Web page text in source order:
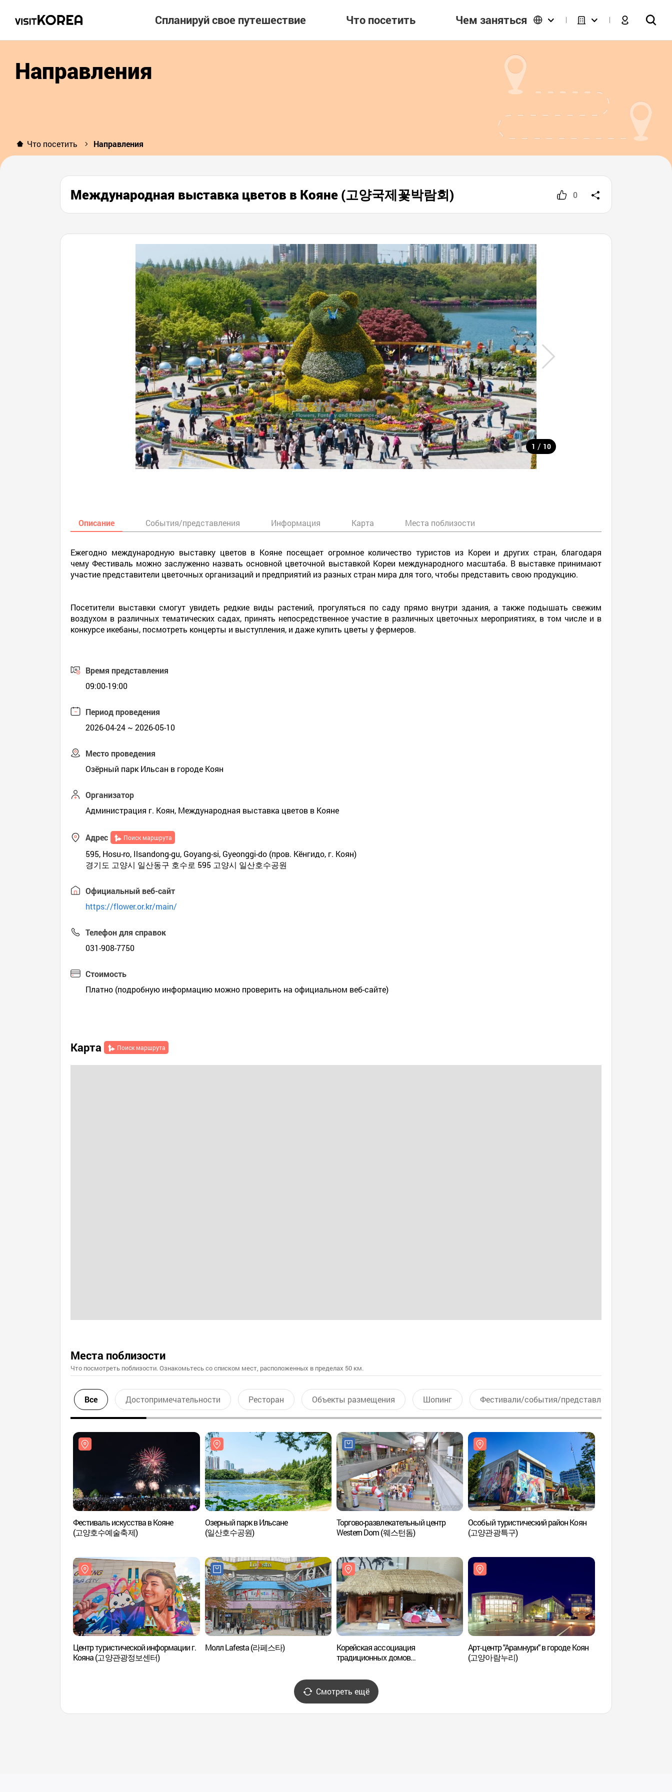
Спланируй свое путешествие Что посетить Чем заняться
Направления
Что посетить Направления
Международная выставка цветов в Кояне (고양국제꽃박람회) 0
1 / 10
Описание События/представления Информация Карта Места поблизости
Ежегодно международную выставку цветов в Кояне посещает огромное количество туристов из Кореи и других стран, благодаря
чему Фестиваль можно заслуженно назвать основной цветочной выставкой Кореи международного масштаба. В выставке принимают
участие представители цветочных организаций и предприятий из разных стран мира для того, чтобы представить свою продукцию.
Посетители выставки смогут увидеть редкие виды растений, прогуляться по саду прямо внутри здания, а также подышать свежим
воздухом в различных тематических садах, принять непосредственное участие в различных цветочных мероприятиях, в том числе и в
конкурсе икебаны, посмотреть концерты и выступления, и даже купить цветы у фермеров.
Время представления
09:00-19:00
Период проведения
2026-04-24 ~ 2026-05-10
Место проведения
Озёрный парк Ильсан в городе Коян
Организатор
Администрация г. Коян, Международная выставка цветов в Кояне
Адрес Поиск маршрута
595, Hosu-ro, Ilsandong-gu, Goyang-si, Gyeonggi-do (пров. Кёнгидо, г. Коян)
경기도 고양시 일산동구 호수로 595 고양시 일산호수공원
Официальный веб-сайт
https://flower.or.kr/main/
Телефон для справок
031-908-7750
Стоимость
Платно (подробную информацию можно проверить на официальном веб-сайте)
Карта Поиск маршрута
Места поблизости
Что посмотреть поблизости. Ознакомьтесь со списком мест, расположенных в пределах 50 км.
Все Достопримечательности Ресторан Объекты размещения Шопинг Фестивали/события/представления
Фестиваль искусства в Кояне
(고양호수예술축제)
Озерный парк в Ильсане
(일산호수공원)
Торгово-развлекательный центр
Western Dom (웨스턴돔)
Особый туристический район Коян
(고양관광특구)
Центр туристической информации г.
Кояна (고양관광정보센터)
Молл Lafesta (라페스타)
Корейская ассоциация
традиционных домов
Арт-центр "Арамнури" в городе Коян
(고양아람누리)
Смотреть ещё